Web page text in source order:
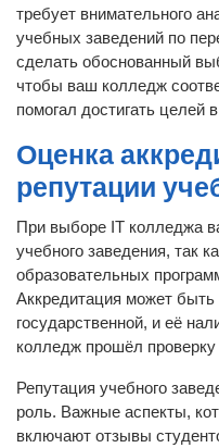
требует внимательного
учебных заведений по
сделать обоснованный
чтобы ваш колледж
помогал достигать целей
Оценка
репутации
При выборе IT колледжа
учебного заведения, так
образовательных
Аккредитация может быть
государственной, и её
колледж прошёл проверку
Репутация учебного
роль. Важные аспекты,
включают отзывы